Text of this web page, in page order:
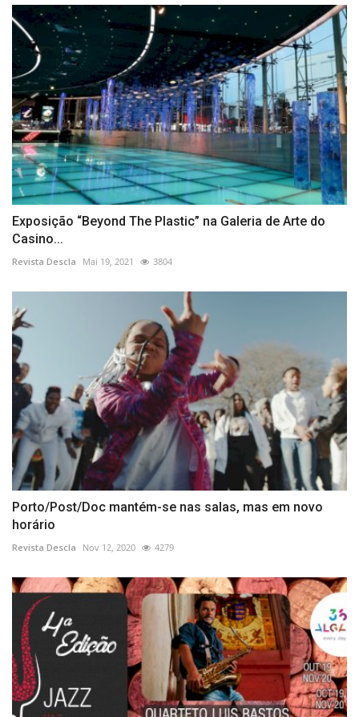
Exposição “Beyond The Plastic” na Galeria de Arte do
Casino...
Revista Descla Mai 19, 2021 3804
Porto/Post/Doc mantém-se nas salas, mas em novo
horário
Revista Descla Nov 12, 2020 4279